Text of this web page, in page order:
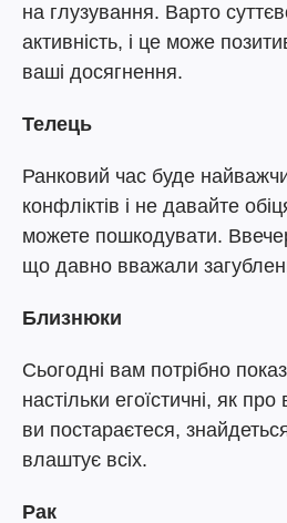
на глузування. Варто
активність, і це може
ваші досягнення.
Телець
Ранковий час буде
конфліктів і не давайте
можете пошкодувати.
що давно вважали
Близнюки
Сьогодні вам потрібно
настільки егоїстичні, як
ви постараєтеся,
влаштує всіх.
Рак